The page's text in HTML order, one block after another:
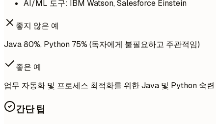
AI/ML 도구: IBM Watson, Salesforce Einstein
좋지 않은 예
Java 80%, Python 75% (독자에게 불필요하고 주관적임)
좋은 예
업무 자동화 및 프로세스 최적화를 위한 Java 및 Python 숙련
간단 팁